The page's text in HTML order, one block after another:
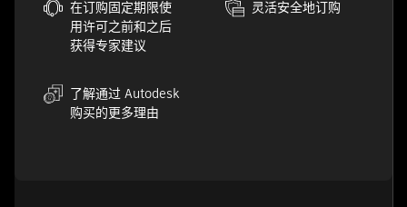
在订购固定期限使
用许可之前和之后
获得专家建议
灵活安全地订购
了解通过 Autodesk
购买的更多理由